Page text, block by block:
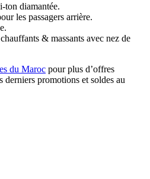
ton diamantée.
les passagers arrière.
& massants avec nez de
du Maroc pour plus d’offres
promotions et soldes au